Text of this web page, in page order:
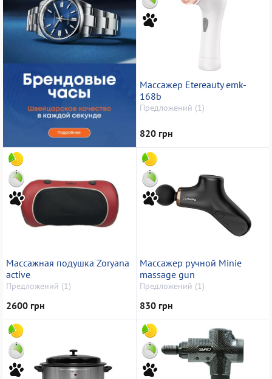
Массажер Etereauty emk-
168b
Предложений (1)
820 грн
Массажная подушка Zoryana
active
Предложений (1)
2600 грн
Массажер ручной Minie
massage gun
Предложений (1)
830 грн